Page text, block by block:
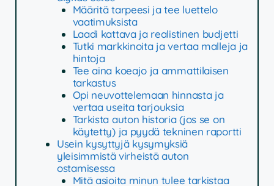
Määritä tarpeesi ja tee luettelo
vaatimuksista
Laadi kattava ja realistinen budjetti
Tutki markkinoita ja vertaa malleja ja
hintoja
Tee aina koeajo ja ammattilaisen
tarkastus
Opi neuvottelemaan hinnasta ja
vertaa useita tarjouksia
Tarkista auton historia (jos se on
käytetty) ja pyydä tekninen raportti
Usein kysyttyjä kysymyksiä
yleisimmistä virheistä auton
ostamisessa
Mitä asioita minun tulee tarkistaa